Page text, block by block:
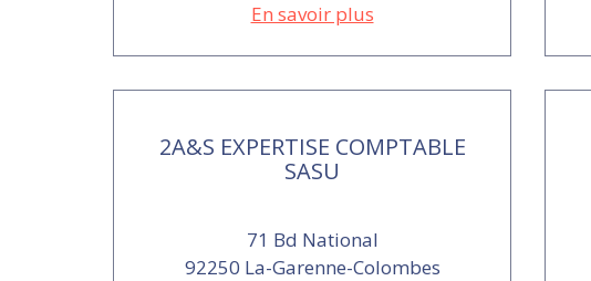
En savoir plus
2A&S EXPERTISE COMPTABLE
SASU
71 Bd National
92250 La-Garenne-Colombes